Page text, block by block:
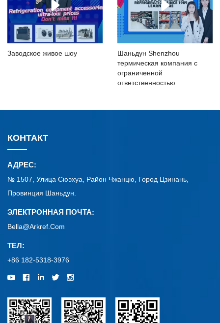
Заводское живое шоу
Шаньдун Shenzhou
термическая компания с
ограниченной
ответственностью
КОНТАКТ
АДРЕС:
№ 1507, Улица Сюэхуа, Район Чжанцю, Город Цзинань,
Провинция Шаньдун.
ЭЛЕКТРОННАЯ ПОЧТА:
Bella@arkref.com
ТЕЛ:
+86 182-5318-3976